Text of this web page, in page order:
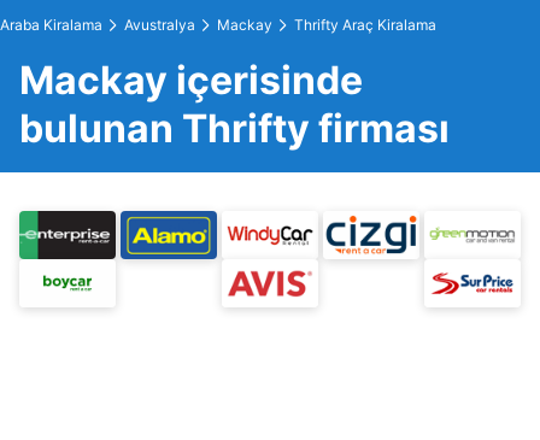
Araba Kiralama Avustralya Mackay Thrifty Araç Kiralama
Mackay içerisinde
bulunan Thrifty firması